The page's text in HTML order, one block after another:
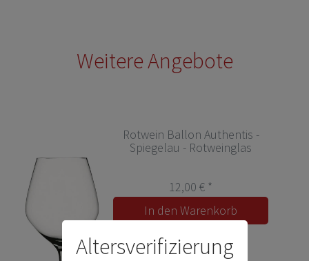
Altersverifizierung
Weitere Angebote
Rotwein Ballon Authentis -
Spiegelau - Rotweinglas
12,00 € *
In den Warenkorb